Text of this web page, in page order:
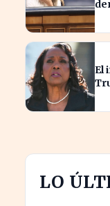
El
LO